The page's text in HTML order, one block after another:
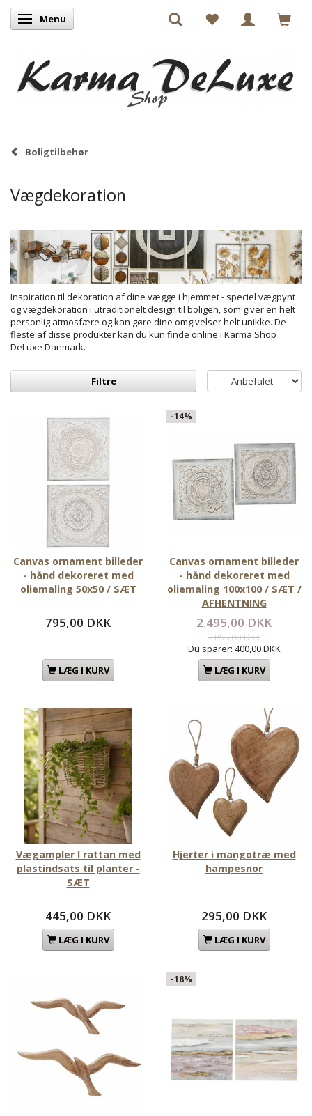
Skifte navigation
Menu
Boligtilbehør
Vægdekoration
Inspiration til dekoration af dine vægge i hjemmet - speciel vægpynt
og vægdekoration i utraditionelt design til boligen, som giver en helt
personlig atmosfære og kan gøre dine omgivelser helt unikke. De
fleste af disse produkter kan du kun finde online i Karma Shop
DeLuxe Danmark.
Filtre
Canvas ornament billeder
- hånd dekoreret med
oliemaling 50x50 / SÆT
795,00 DKK
LÆG I KURV
-14%
Canvas ornament billeder
- hånd dekoreret med
oliemaling 100x100 / SÆT /
AFHENTNING
2.495,00 DKK
2.895,00 DKK
Du sparer: 400,00 DKK
LÆG I KURV
Vægampler I rattan med
plastindsats til planter -
SÆT
445,00 DKK
LÆG I KURV
Hjerter i mangotræ med
hampesnor
295,00 DKK
LÆG I KURV
-18%